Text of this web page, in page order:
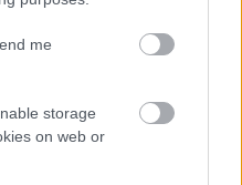
me
storage
on web or